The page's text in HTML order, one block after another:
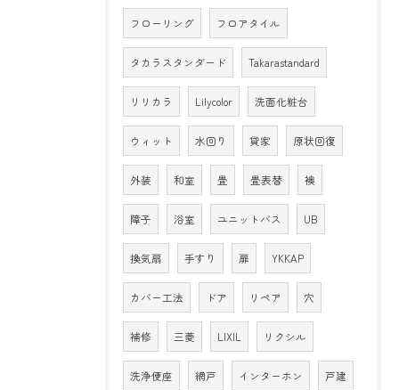
フローリング フロアタイル
タカラスタンダード Takarastandard
リリカラ Lilycolor 洗面化粧台
ウィット 水回り 貸家 原状回復
外装 和室 畳 畳表替 襖
障子 浴室 ユニットバス UB
換気扇 手すり 扉 YKKAP
カバー工法 ドア リペア 穴
補修 三菱 LIXIL リクシル
洗浄便座 網戸 インターホン 戸建